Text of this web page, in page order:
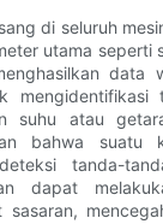
di seluruh
utama seperti
data
mengidentifikasi
suhu atau
bahwa suatu
tanda-
dapat